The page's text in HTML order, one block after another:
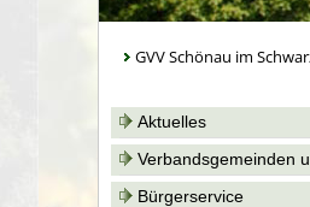
GVV Schönau im
Aktuelles
Verbandsgemeinden
Bürgerservice